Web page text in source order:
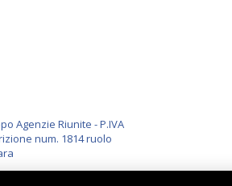
Agenzie Riunite - P.IVA
num. 1814 ruolo